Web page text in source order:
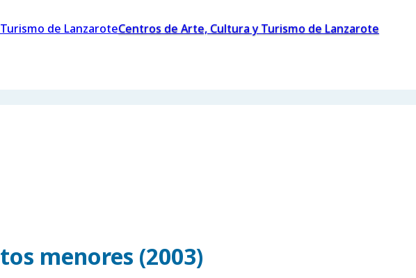
Centros de Arte, Cultura y Turismo de Lanzarote
menores (2003)